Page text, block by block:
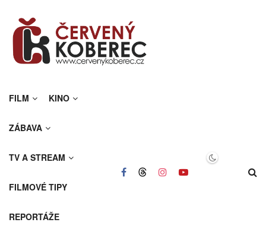
FILM KINO
ZÁBAVA
TV A STREAM
FILMOVÉ TIPY
REPORTÁŽE